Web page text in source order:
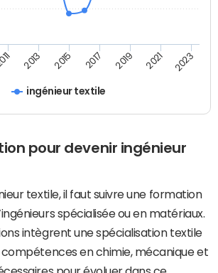
ingénieur textile
2013 2015 2017 2019 2021 2023
pour devenir ingénieur
textile, il faut suivre une formation
spécialisée ou en matériaux.
intègrent une spécialisation textile
compétences en chimie, mécanique et
pour évoluer dans ce